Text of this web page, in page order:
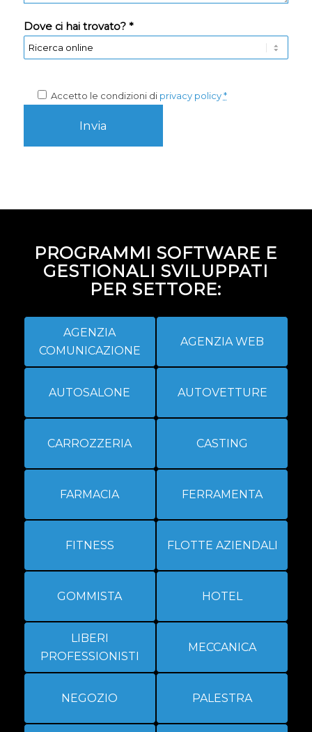
Dove ci hai trovato? *
Accetto le condizioni di privacy policy *
PROGRAMMI SOFTWARE E
GESTIONALI SVILUPPATI
PER SETTORE:
AGENZIA
COMUNICAZIONE
AGENZIA WEB
AUTOSALONE AUTOVETTURE
CARROZZERIA CASTING
FARMACIA FERRAMENTA
FITNESS FLOTTE AZIENDALI
GOMMISTA HOTEL
LIBERI
PROFESSIONISTI
MECCANICA
NEGOZIO PALESTRA